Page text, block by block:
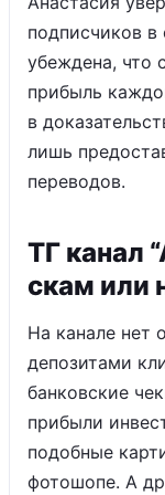
подписчиков в
убеждена, что
прибыль
в
лишь
переводов.
ТГ канал
скам или
На канале нет
депозитами
банковские
прибыли
подобные
фотошопе. А